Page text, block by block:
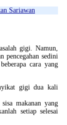
Sariawan
gigi. Namun,
pencegahan sedini
cara yang
gigi dua kali
makanan yang
setiap selesai